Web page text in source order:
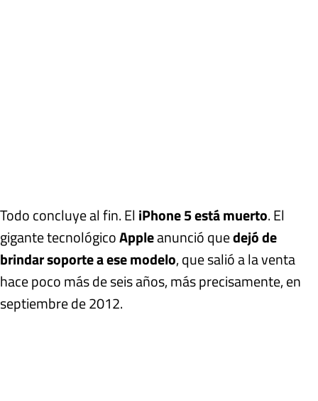
Todo concluye al fin. El iPhone 5 está muerto. El
gigante tecnológicoAppleanunció quedejó de
brindar soporte a ese modelo, que salió a la venta
hace poco más de seis años, más precisamente, en
septiembre de 2012.